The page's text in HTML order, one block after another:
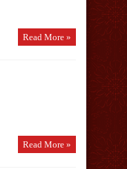
Read More »
Read More »